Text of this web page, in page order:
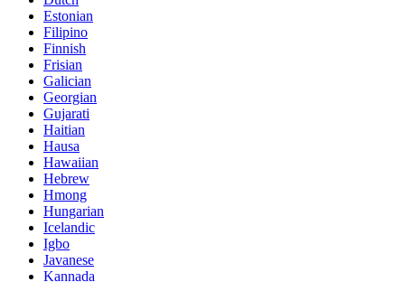
Estonian
Filipino
Finnish
Frisian
Galician
Georgian
Gujarati
Haitian
Hausa
Hawaiian
Hebrew
Hmong
Hungarian
Icelandic
Igbo
Javanese
Kannada